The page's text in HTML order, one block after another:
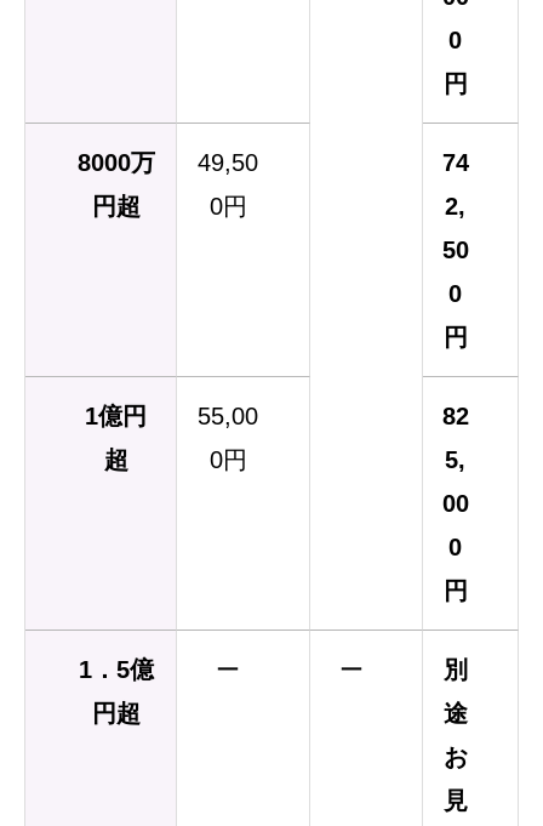
0
円
8000万
円超
49,50
0円
74
2,
50
0
円
1億円
超
55,00
0円
82
5,
00
0
円
1．5億
円超
ー ー
別
途
お
見